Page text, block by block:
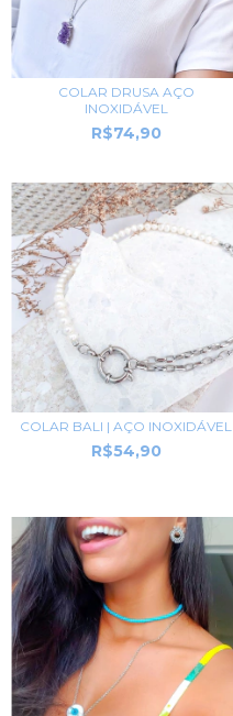
COLAR DRUSA AÇO
INOXIDÁVEL
R$74,90
COLAR BALI | AÇO INOXIDÁVEL
R$54,90